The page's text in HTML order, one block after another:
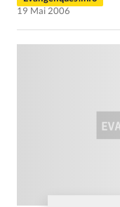
19 Mai 2006